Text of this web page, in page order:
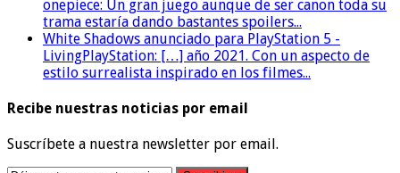
onepiece: Un gran juego aunque de ser canon toda su
trama estaría dando bastantes spoilers...
White Shadows anunciado para PlayStation 5 -
LivingPlayStation: […] año 2021. Con un aspecto de
estilo surrealista inspirado en los filmes...
Recibe nuestras noticias por email
Suscríbete a nuestra newsletter por email.